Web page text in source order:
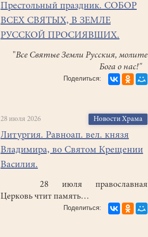
Престольный праздник. СОБОР
ВСЕХ СВЯТЫХ, В ЗЕМЛЕ
РУССКОЙ ПРОСИЯВШИХ.
"Все Святые Земли Русския, молите
Бога о нас!"
28 июля 2026 Новости Храма
Литургия. Равноап. вел. князя
Владимира, во Святом Крещении
Василия.
28 июля православная
Церковь чтит память…